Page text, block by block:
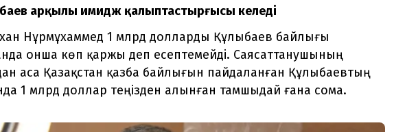
арқылы имидж қалыптастырғысы келеді
Нұрмұхаммед 1 млрд долларды Құлыбаев байлығы
онша көп қаржы деп есептемейді. Саясаттанушының
аса Қазақстан қазба байлығын пайдаланған Құлыбаевтың
1 млрд доллар теңізден алынған тамшыдай ғана сома.